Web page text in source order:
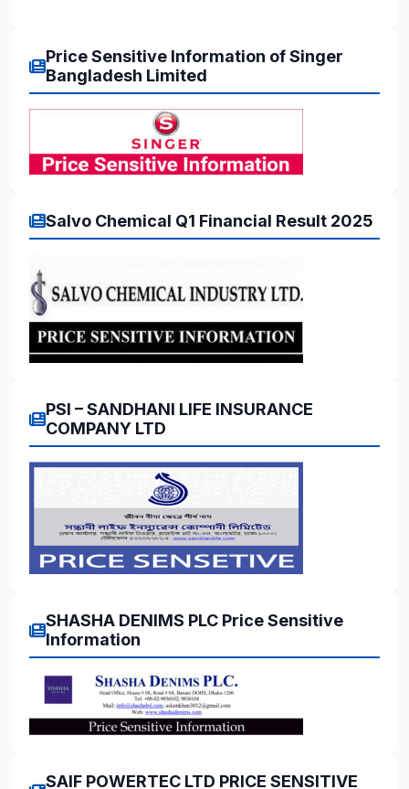
Price Sensitive Information of Singer
Bangladesh Limited
Salvo Chemical Q1 Financial Result 2025
PSI – SANDHANI LIFE INSURANCE
COMPANY LTD
SHASHA DENIMS PLC Price Sensitive
Information
SAIF POWERTEC LTD PRICE SENSITIVE